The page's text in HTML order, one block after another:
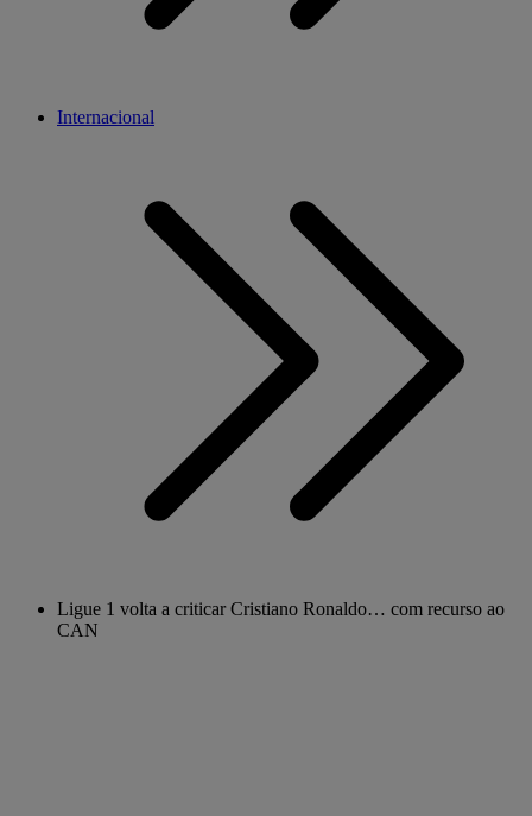
Internacional
Ligue 1 volta a criticar Cristiano Ronaldo… com recurso ao
CAN